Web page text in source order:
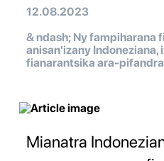
12.08.2023
& ndash; Ny fampiharana
anisan'izany Indoneziana,
fianarantsika ara-
Mianatra